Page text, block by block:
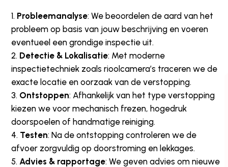
Probleemanalyse: We beoordelen de aard van het
probleem op basis van jouw beschrijving en voeren
eventueel een grondige inspectie uit.
Detectie & Lokalisatie: Met moderne
inspectietechniek zoals rioolcamera’s traceren we de
exacte locatie en oorzaak van de verstopping.
Ontstoppen: Afhankelijk van het type verstopping
kiezen we voor mechanisch frezen, hogedruk
doorspoelen of handmatige reiniging.
Testen: Na de ontstopping controleren we de
afvoer zorgvuldig op doorstroming en lekkages.
Advies & rapportage: We geven advies om nieuwe